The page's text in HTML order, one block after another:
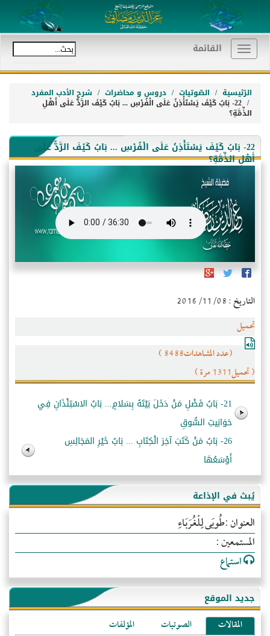
Toggle
navigation
القائمة
الرّئيسية الصّوتيات دروس و محاضرات شرح الأدب المفرد
22- بَابُ كَيْفَ يَسْتَأْذِنُ عَلَى الْفُرْسِ ... بَابُ كَيْفَ الرَّدُّ عَلَى أَهْلِ
الذِّمَّةِ؟
22- بَابُ كَيْفَ يَسْتَأْذِنُ عَلَى الْفُرْسِ ... بَابُ كَيْفَ الرَّدُّ عَلَى
أَهْلِ الذِّمَّةِ؟
التاريخ : 2016/11/08
تحميل
(عدد المشاهدات8488 )
( تحميل1311 مرة )
21- بَابُ فَضْلِ مَنْ دَخَلَ بَيْتَهُ بِسَلامٍ... بَابُ الاسْتِئْذَانِ فِي
حَوَانِيتِ السُّوقِ
26- بَابُ مَنْ كَتَبَ آخِرَ الْكِتَابِ ... بَابُ خَيْرِ المَجَالِسِ
أَوْسَعُهَا
يُبث في الإذاعة
العنوان :طُوبَى لِلْغُرَبَاءِ
المستمعين :
استماع
جديد الموقع
المقالات الصوتيات
المؤلفات